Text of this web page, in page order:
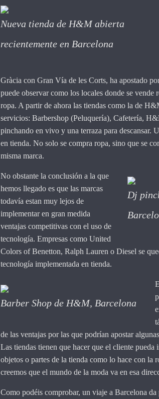
Nueva tienda de H&M abierta
recientemente en Barcelona
Gràcia con Gran Vía de les Corts, ha apostado
puede observar como los locales donde se vende
ropa. A partir de ahora las tiendas como la de
servicios: Barbershop (Peluquería), Cafetería,
pinchando en vivo y una terraza para descansar.
en tienda. No solo se compra ropa, sino que se
misma marca.
Dj
No obstante la conclusión a la que
hemos llegado es que las marcas
todavía estan muy lejos de
implementar en gran medida
ventajas competitivas con el uso de
tecnología. Empresas como United
Colors of Benetton, Ralph Lauren o Diesel se
tecnología implementada en tienda.
Barber Shop de H&M, Barcelona
de las ventajas por las que podrían apostar
Las tiendas tienen que hacer que el cliente pueda
objetos o partes de la tienda como lo hace con la
creemos que el mundo de la moda va en esa
Como podéis comprobar, un viaje a Barcelona